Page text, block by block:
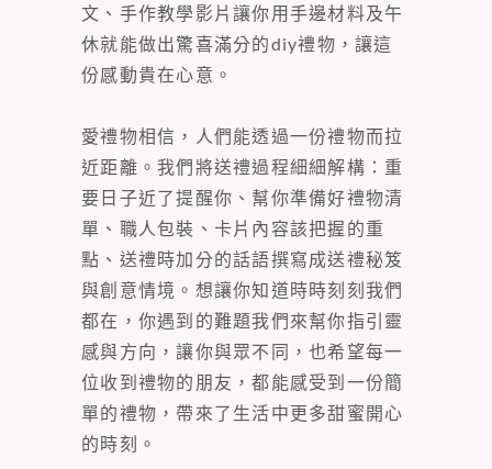
文、手作教學影片讓你用手邊材料及午
休就能做出驚喜滿分的diy禮物，讓這
份感動貴在心意。
愛禮物相信，人們能透過一份禮物而拉
近距離。我們將送禮過程細細解構：重
要日子近了提醒你、幫你準備好禮物清
單、職人包裝、卡片內容該把握的重
點、送禮時加分的話語撰寫成送禮秘笈
與創意情境。想讓你知道時時刻刻我們
都在，你遇到的難題我們來幫你指引靈
感與方向，讓你與眾不同，也希望每一
位收到禮物的朋友，都能感受到一份簡
單的禮物，帶來了生活中更多甜蜜開心
的時刻。